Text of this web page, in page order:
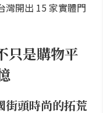
灣開出 15 家實體門
只是購物平
街頭時尚的拓荒